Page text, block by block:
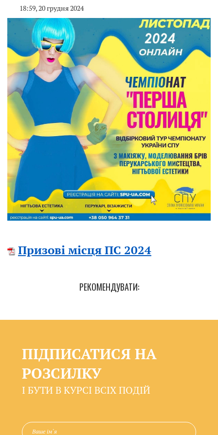
18:59, 20 грудня 2024
Призові місця ПС 2024
РЕКОМЕНДУВАТИ:
ПІДПИСАТИСЯ НА
РОЗСИЛКУ
І БУТИ В КУРСІ ВСІХ ПОДІЙ